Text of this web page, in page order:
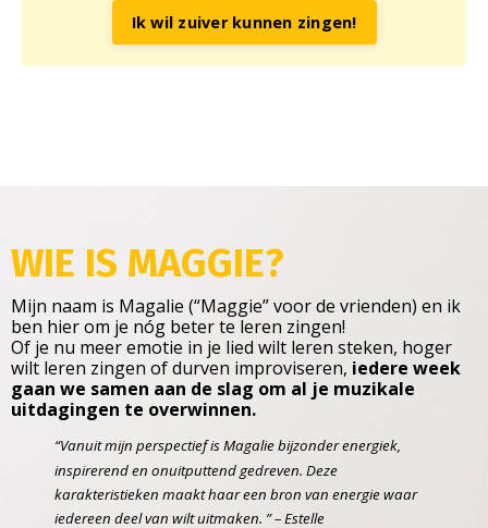
Ik wil zuiver kunnen zingen!
WIE IS MAGGIE?
Mijn naam is Magalie (“Maggie” voor de vrienden) en ik
ben hier om je nóg beter te leren zingen!
Of je nu meer emotie in je lied wilt leren steken, hoger
wilt leren zingen of durven improviseren, iedere week
gaan we samen aan de slag om al je muzikale
uitdagingen te overwinnen.
“Vanuit mijn perspectief is Magalie bijzonder energiek,
inspirerend en onuitputtend gedreven. Deze
karakteristieken maakt haar een bron van energie waar
iedereen deel van wilt uitmaken. ” – Estelle